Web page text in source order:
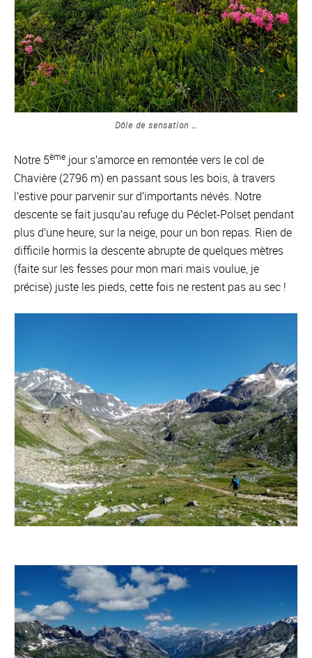
Dôle de sensation …
Notre 5ème jour s’amorce en remontée vers le col de
Chavière (2796 m) en passant sous les bois, à travers
l’estive pour parvenir sur d’importants névés. Notre
descente se fait jusqu’au refuge du Péclet-Polset pendant
plus d’une heure, sur la neige, pour un bon repas. Rien de
difficile hormis la descente abrupte de quelques mètres
(faite sur les fesses pour mon mari mais voulue, je
précise) juste les pieds, cette fois ne restent pas au sec !